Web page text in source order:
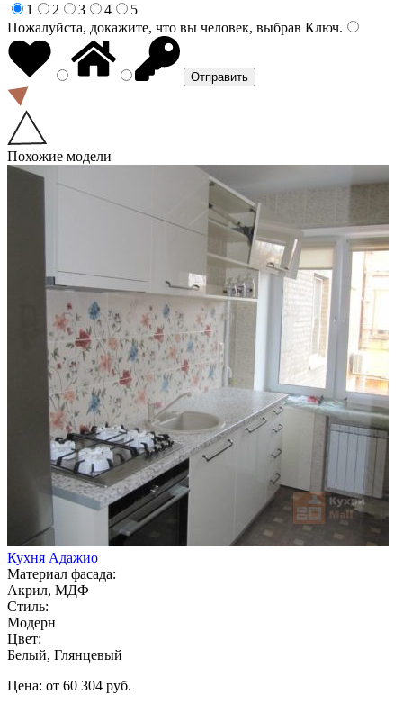
1
2 3 4
5
Пожалуйста, докажите, что вы человек, выбрав Ключ.
Похожие модели
Кухня Адажио
Материал фасада:
Акрил, МДФ
Стиль:
Модерн
Цвет:
Белый, Глянцевый
Цена: от 60 304 руб.